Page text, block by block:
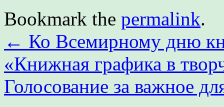
Bookmark the permalink.
← Ко Всемирному дню
«Книжная графика в
Голосование за важное